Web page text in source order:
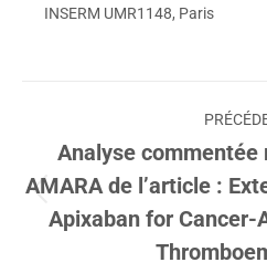
INSERM UMR1148, Paris
article
:
Analyse commentée
AMARA de l’article :
Apixaban for Cancer-